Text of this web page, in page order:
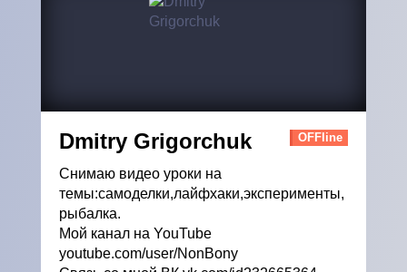
OFFline
Dmitry Grigorchuk
Снимаю видео уроки на
темы:самоделки,лайфхаки,эксперименты,
рыбалка.
Мой канал на YouTube
youtube.com/user/NonBony